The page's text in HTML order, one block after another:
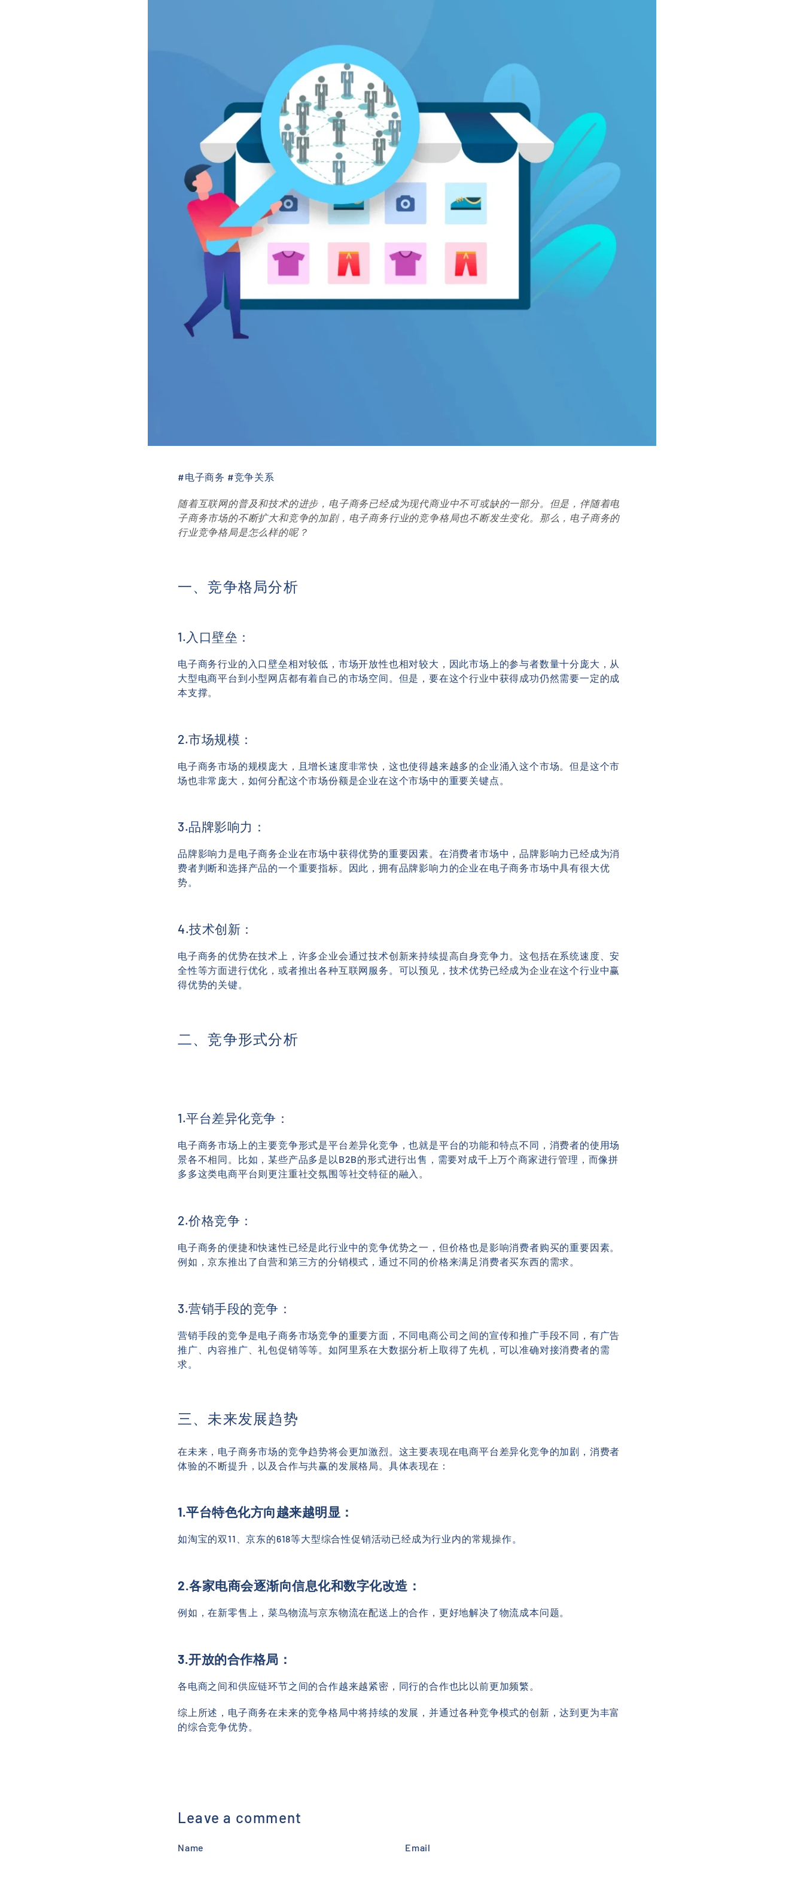
#电子商务 #竞争关系
随着互联网的普及和技术的进步，电子商务已经成为现代商业中不可或缺的一部分。但是，伴随着电
子商务市场的不断扩大和竞争的加剧，电子商务行业的竞争格局也不断发生变化。那么，电子商务的
行业竞争格局是怎么样的呢？
一、竞争格局分析
1.入口壁垒：
电子商务行业的入口壁垒相对较低，市场开放性也相对较大，因此市场上的参与者数量十分庞大，从
大型电商平台到小型网店都有着自己的市场空间。但是，要在这个行业中获得成功仍然需要一定的成
本支撑。
2.市场规模：
电子商务市场的规模庞大，且增长速度非常快，这也使得越来越多的企业涌入这个市场。但是这个市
场也非常庞大，如何分配这个市场份额是企业在这个市场中的重要关键点。
3.品牌影响力：
品牌影响力是电子商务企业在市场中获得优势的重要因素。在消费者市场中，品牌影响力已经成为消
费者判断和选择产品的一个重要指标。因此，拥有品牌影响力的企业在电子商务市场中具有很大优
势。
4.技术创新：
电子商务的优势在技术上，许多企业会通过技术创新来持续提高自身竞争力。这包括在系统速度、安
全性等方面进行优化，或者推出各种互联网服务。可以预见，技术优势已经成为企业在这个行业中赢
得优势的关键。
二、竞争形式分析
1.平台差异化竞争：
电子商务市场上的主要竞争形式是平台差异化竞争，也就是平台的功能和特点不同，消费者的使用场
景各不相同。比如，某些产品多是以B2B的形式进行出售，需要对成千上万个商家进行管理，而像拼
多多这类电商平台则更注重社交氛围等社交特征的融入。
2.价格竞争：
电子商务的便捷和快速性已经是此行业中的竞争优势之一，但价格也是影响消费者购买的重要因素。
例如，京东推出了自营和第三方的分销模式，通过不同的价格来满足消费者买东西的需求。
3.营销手段的竞争：
营销手段的竞争是电子商务市场竞争的重要方面，不同电商公司之间的宣传和推广手段不同，有广告
推广、内容推广、礼包促销等等。如阿里系在大数据分析上取得了先机，可以准确对接消费者的需
求。
三、未来发展趋势
在未来，电子商务市场的竞争趋势将会更加激烈。这主要表现在电商平台差异化竞争的加剧，消费者
体验的不断提升，以及合作与共赢的发展格局。具体表现在：
1.平台特色化方向越来越明显：
如淘宝的双11、京东的618等大型综合性促销活动已经成为行业内的常规操作。
2.各家电商会逐渐向信息化和数字化改造：
例如，在新零售上，菜鸟物流与京东物流在配送上的合作，更好地解决了物流成本问题。
3.开放的合作格局：
各电商之间和供应链环节之间的合作越来越紧密，同行的合作也比以前更加频繁。
综上所述，电子商务在未来的竞争格局中将持续的发展，并通过各种竞争模式的创新，达到更为丰富
的综合竞争优势。
Leave a comment
Name Email